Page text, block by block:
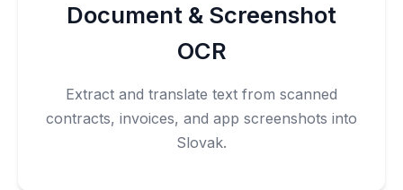
Document & Screenshot
OCR
Extract and translate text from scanned
contracts, invoices, and app screenshots into
Slovak.